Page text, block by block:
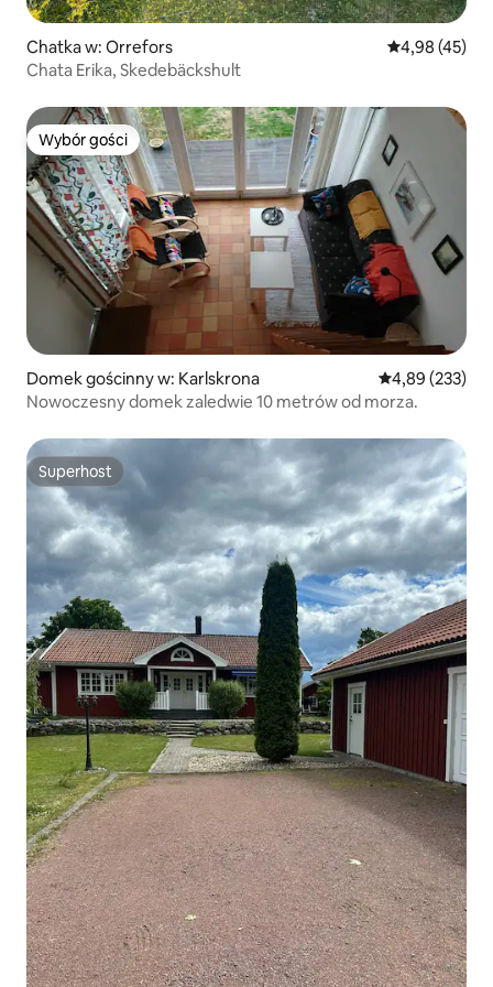
Chatka w: Orrefors Średnia
4,98 (45)
Chata Erika, Skedebäckshult
Wybór gości
Wybór gości
Domek gościnny w: Karlskrona Średnia
4,89 (233)
Nowoczesny domek zaledwie 10 metrów od morza.
Superhost
Superhost